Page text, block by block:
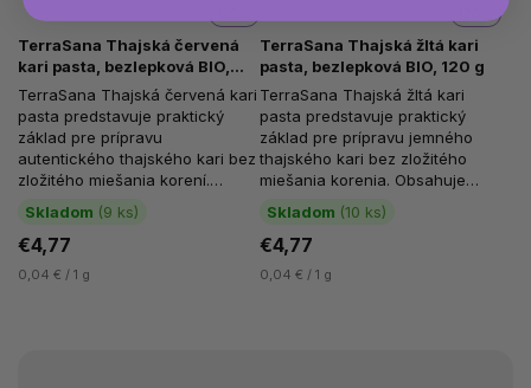
TerraSana Thajská červená
kari pasta, bezlepková BIO,
120 g
Skladom (9 ks)
€4,77
0,04 € / 1 g
TerraSana Thajská červená kari
pasta predstavuje praktický
základ pre prípravu
autentického thajského kari bez
zložitého miešania korení.
Obsahuje 25 % chilli a bohatú
zmes...
TerraSana Thajská žltá kari
pasta, bezlepková BIO, 120 g
Skladom (10 ks)
€4,77
0,04 € / 1 g
TerraSana Thajská žltá kari
pasta predstavuje praktický
základ pre prípravu jemného
thajského kari bez zložitého
miešania korenia. Obsahuje
bohatú zmes bylín a korení,
ktoré sa...